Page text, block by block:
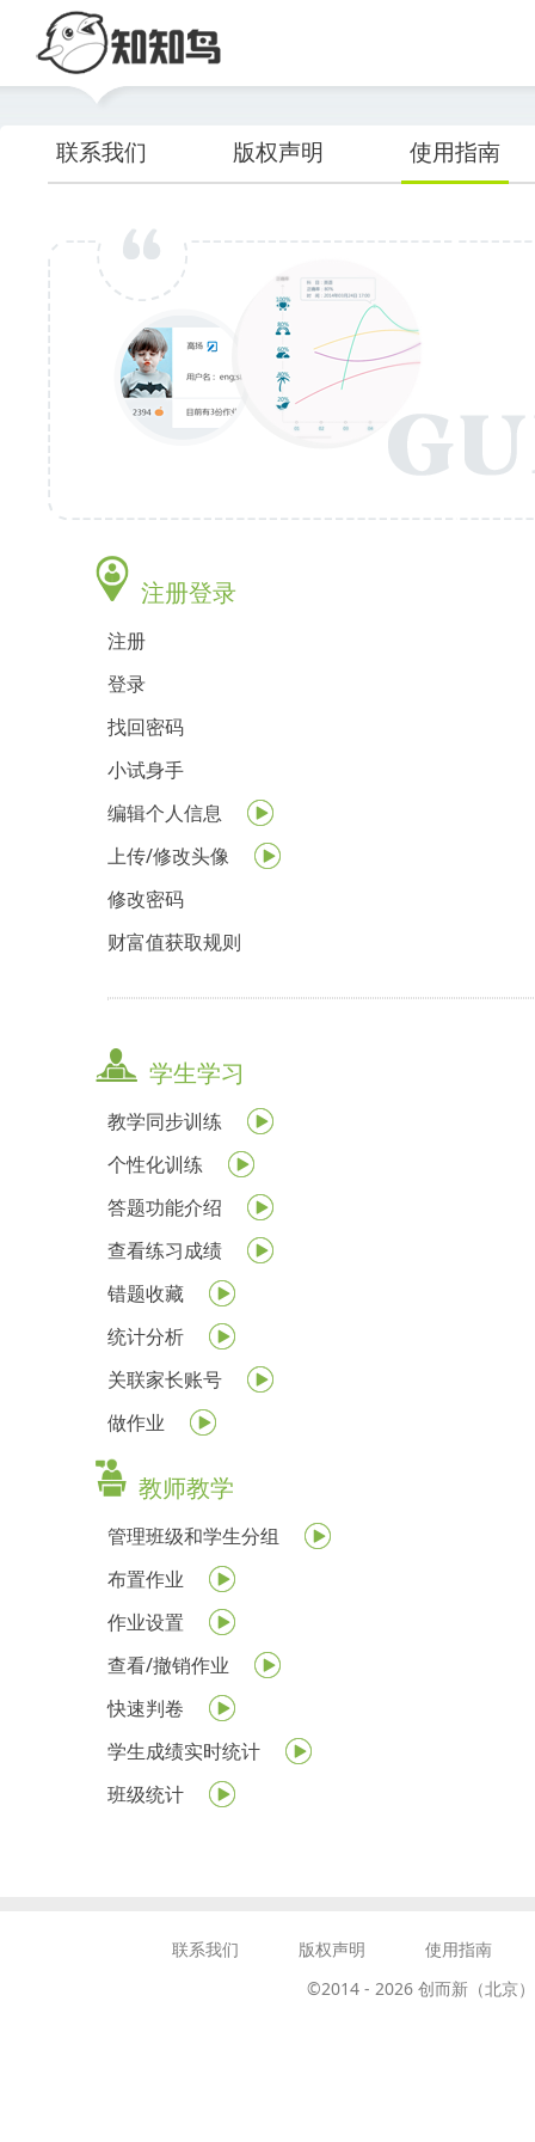
联系我们 版权声明 使用指南
注册登录
注册
登录
找回密码
小试身手
编辑个人信息
上传/修改头像
修改密码
财富值获取规则
学生学习
教学同步训练
个性化训练
答题功能介绍
查看练习成绩
错题收藏
统计分析
关联家长账号
做作业
教师教学
管理班级和学生分组
布置作业
作业设置
查看/撤销作业
快速判卷
学生成绩实时统计
班级统计
联系我们 版权声明
使用指南
©2014 - 2026 创而新（北京